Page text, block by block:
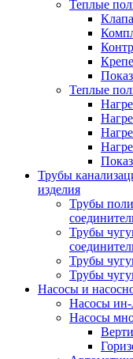
Теплые
Теплые
Трубы
изделия
Трубы
Трубы
Трубы
Трубы
Насосы и
Насосы ин-
Насосы